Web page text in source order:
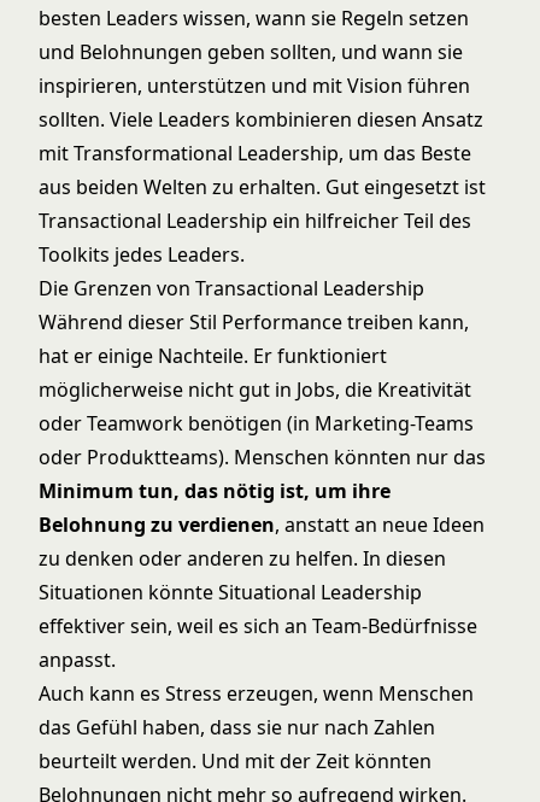
besten Leaders wissen, wann sie Regeln setzen
und Belohnungen geben sollten, und wann sie
inspirieren, unterstützen und mit Vision führen
sollten. Viele Leaders kombinieren diesen Ansatz
mitTransformational Leadership, um das Beste
aus beiden Welten zu erhalten. Gut eingesetzt ist
Transactional Leadership ein hilfreicher Teil des
Toolkits jedes Leaders.
Die Grenzen von Transactional Leadership
Während dieser Stil Performance treiben kann,
hat er einige Nachteile. Er funktioniert
möglicherweise nicht gut in Jobs, die Kreativität
oder Teamwork benötigen (in Marketing-Teams
oder Produktteams). Menschen könnten nur das
Minimum tun, das nötig ist, um ihre
Belohnung zu verdienen, anstatt an neue Ideen
zu denken oder anderen zu helfen. In diesen
Situationen könnteSituational Leadership
effektiver sein, weil es sich an Team-Bedürfnisse
anpasst.
Auch kann es Stress erzeugen, wenn Menschen
das Gefühl haben, dass sie nur nach Zahlen
beurteilt werden. Und mit der Zeit könnten
Belohnungen nicht mehr so aufregend wirken.